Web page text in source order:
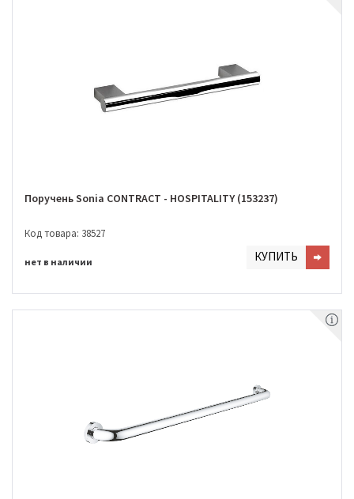
Поручень Sonia CONTRACT - HOSPITALITY (153237)
Код товара: 38527
нет в наличии КУПИТЬ